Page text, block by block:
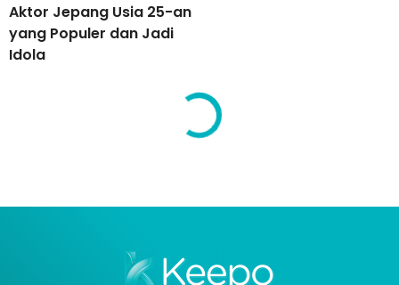
Aktor Jepang Usia 25-an
yang Populer dan Jadi
Idola